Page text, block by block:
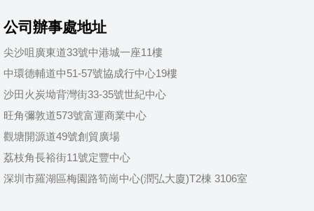
公司辦事處地址
尖沙咀廣東道33號中港城一座11樓
中環德輔道中51-57號協成行中心19樓
沙田火炭坳背灣街33-35號世紀中心
旺角彌敦道573號富運商業中心
觀塘開源道49號創貿廣場
荔枝角長裕街11號定豐中心
深圳市羅湖區梅園路筍崗中心(潤弘大廈)T2棟 3106室